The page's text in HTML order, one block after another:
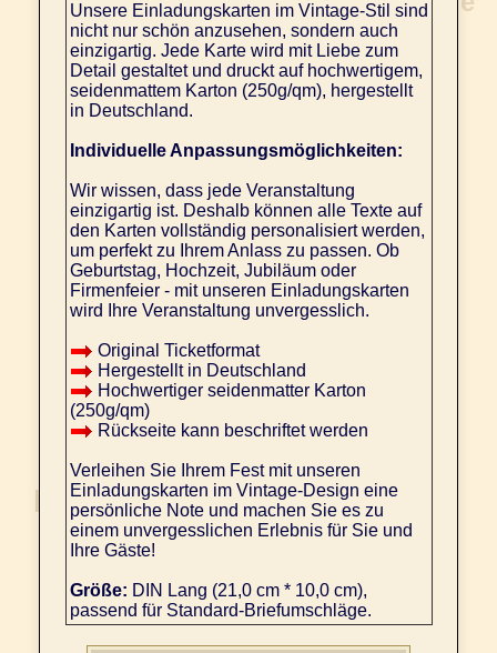
Unsere Einladungskarten im Vintage-Stil sind
nicht nur schön anzusehen, sondern auch
einzigartig. Jede Karte wird mit Liebe zum
Detail gestaltet und druckt auf hochwertigem,
seidenmattem Karton (250g/qm), hergestellt
in Deutschland.
Individuelle Anpassungsmöglichkeiten:
Wir wissen, dass jede Veranstaltung
einzigartig ist. Deshalb können alle Texte auf
den Karten vollständig personalisiert werden,
um perfekt zu Ihrem Anlass zu passen. Ob
Geburtstag, Hochzeit, Jubiläum oder
Firmenfeier - mit unseren Einladungskarten
wird Ihre Veranstaltung unvergesslich.
Original Ticketformat
Hergestellt in Deutschland
Hochwertiger seidenmatter Karton
(250g/qm)
Rückseite kann beschriftet werden
Verleihen Sie Ihrem Fest mit unseren
Einladungskarten im Vintage-Design eine
persönliche Note und machen Sie es zu
einem unvergesslichen Erlebnis für Sie und
Ihre Gäste!
Größe: DIN Lang (21,0 cm * 10,0 cm),
passend für Standard-Briefumschläge.